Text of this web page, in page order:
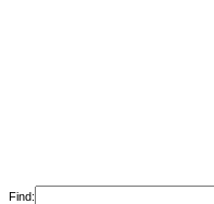
Find: